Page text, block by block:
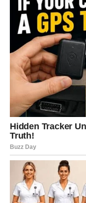
Jarac je znak koji je
odustajali, Jarac je
bio na ivici snage.
Mnogi Jarčevi su
prepreke. Kada
dogodi se novi
rođeni u ovom znaku
Ali ono što je važno
njihovu borbu.
Jarčevi sada ulaze u
Pred njima je vreme
Problemi koji su ih